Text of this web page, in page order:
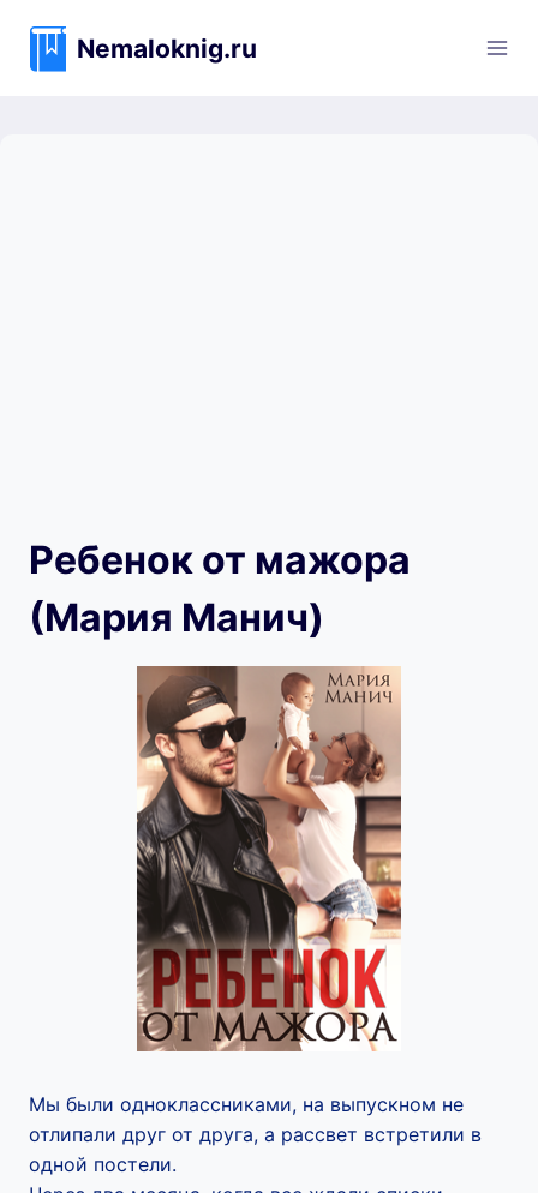
содержимому
Nemaloknig.ru
Ребенок от мажора
(Мария Манич)
Мы были одноклассниками, на выпускном не
отлипали друг от друга, а рассвет встретили в
одной постели.